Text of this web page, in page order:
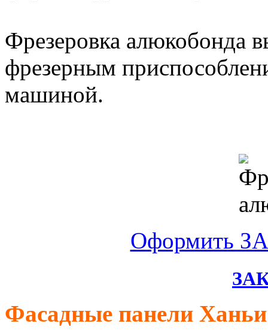
Фрезеровка алюкобонда
фрезерным
машиной.
Оформить
Фасадные панели